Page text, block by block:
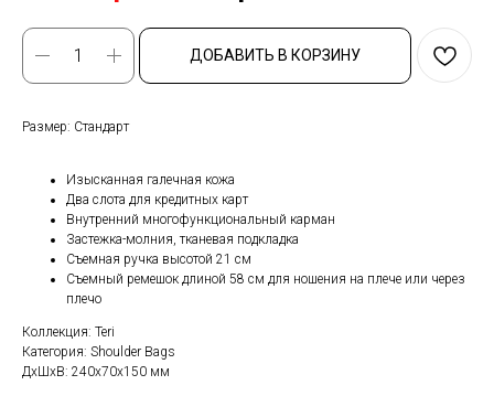
ДОБАВИТЬ В КОРЗИНУ
Размер: Стандарт
Изысканная галечная кожа
Два слота для кредитных карт
Внутренний многофункциональный карман
Застежка-молния, тканевая подкладка
Съемная ручка высотой 21 см
Съемный ремешок длиной 58 см для ношения на плече или через
плечо
Коллекция: Teri
Категория: Shoulder Bags
ДxШxВ: 240x70x150 мм